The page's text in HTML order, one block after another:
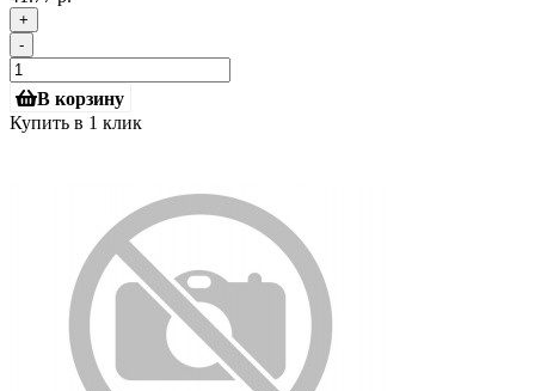
+
-
В корзину
Купить в 1 клик